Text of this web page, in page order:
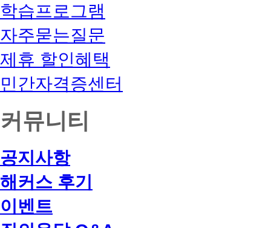
학습프로그램
자주묻는질문
제휴 할인혜택
민간자격증센터
커뮤니티
공지사항
해커스 후기
이벤트